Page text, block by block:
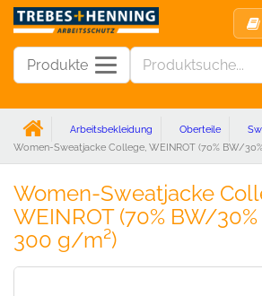
Produkte
Arbeitsbekleidung Oberteile
Women-Sweatjacke College, WEINROT (70% BW/
Women-Sweatjacke
WEINROT (70% BW/
300 g/m²)